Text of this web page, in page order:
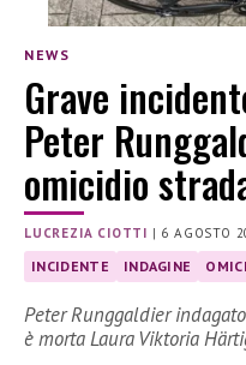
NEWS
Grave
Peter
omicidio
LUCREZIA CIOTTI | 6 AGOSTO
INCIDENTE INDAGINE
Peter Runggaldier
è morta Laura Viktoria